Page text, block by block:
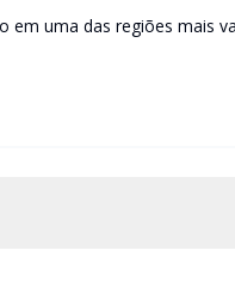
em uma das regiões mais